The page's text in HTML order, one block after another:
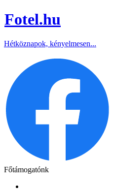
Fotel.hu
Hétköznapok, kényelmesen...
Főtámogatónk